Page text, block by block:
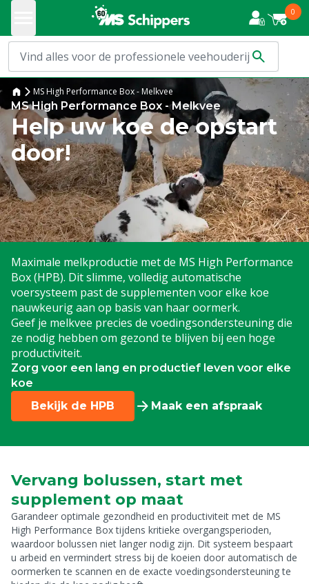
0
MS High Performance Box - Melkvee
MS High Performance Box - Melkvee
Help uw koe de opstart
door!
Maximale melkproductie met de MS High Performance
Box (HPB). Dit slimme, volledig automatische
voersysteem past de supplementen voor elke koe
nauwkeurig aan op basis van haar oormerk.
Geef je melkvee precies de voedingsondersteuning die
ze nodig hebben om gezond te blijven bij een hoge
productiviteit.
Zorg voor een lang en productief leven voor elke
koe
Bekijk de HPB
Maak een afspraak
Vervang bolussen, start met
supplement op maat
Garandeer optimale gezondheid en productiviteit met de MS
High Performance Box tijdens kritieke overgangsperioden,
waardoor bolussen niet langer nodig zijn. Dit systeem bespaart
u arbeid en vermindert stress bij de koeien door automatisch de
oormerken te scannen en de exacte voedingsondersteuning te